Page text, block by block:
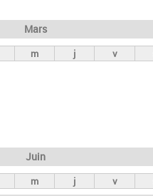
Mars
m j v
Juin
m j v